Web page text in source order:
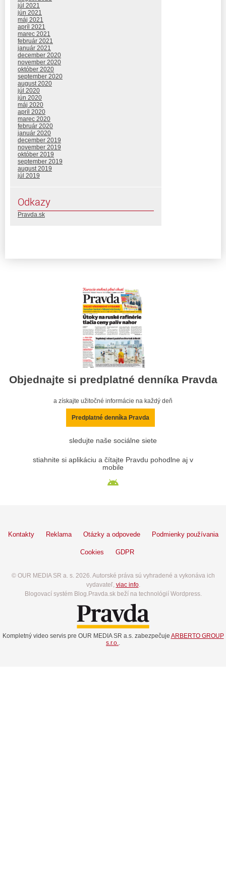
júl 2021
jún 2021
máj 2021
apríl 2021
marec 2021
február 2021
január 2021
december 2020
november 2020
október 2020
september 2020
august 2020
júl 2020
jún 2020
máj 2020
apríl 2020
marec 2020
február 2020
január 2020
december 2019
november 2019
október 2019
september 2019
august 2019
júl 2019
Odkazy
Pravda.sk
Objednajte si predplatné denníka Pravda
a získajte užitočné informácie na každý deň
Predplatné denníka Pravda
sledujte naše sociálne siete
stiahnite si aplikáciu a čítajte Pravdu pohodlne aj v
mobile
Kontakty Reklama Otázky a odpovede Podmienky používania
Cookies GDPR
© OUR MEDIA SR a. s. 2026. Autorské práva sú vyhradené a vykonáva ich
vydavateľ, viac info.
Blogovací systém Blog.Pravda.sk beží na technológií Wordpress.
Kompletný video servis pre OUR MEDIA SR a.s. zabezpečuje ARBERTO GROUP
s.r.o.